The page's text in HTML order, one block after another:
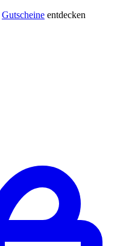
Gutscheine entdecken